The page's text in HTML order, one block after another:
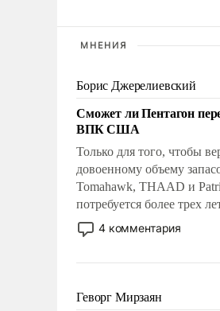
МНЕНИЯ
Борис Джерелиевский
Сможет ли Пентагон
ВПК США
Только для того, чтобы
довоенному объему
Tomahawk, THAAD и
потребуется более трех
небольшая война с Ираном
опустошила американские
уязвимости США,
4 комментария
Геворг Мирзаян